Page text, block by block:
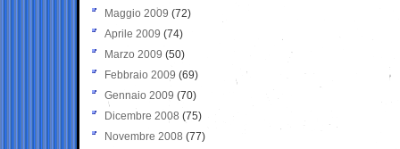
Maggio 2009 (72)
Aprile 2009 (74)
Marzo 2009 (50)
Febbraio 2009 (69)
Gennaio 2009 (70)
Dicembre 2008 (75)
Novembre 2008 (77)